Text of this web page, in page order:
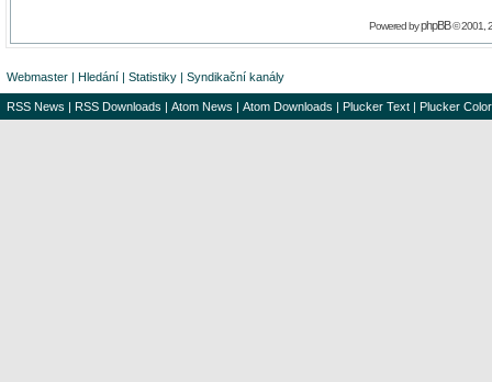
Powered byphpBB© 2001,
Webmaster | Hledání | Statistiky | Syndikační kanály
RSS News | RSS Downloads | Atom News | Atom Downloads | Plucker Text | Plucker Color